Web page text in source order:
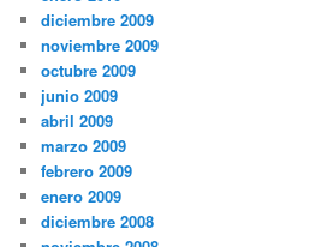
diciembre 2009
noviembre 2009
octubre 2009
junio 2009
abril 2009
marzo 2009
febrero 2009
enero 2009
diciembre 2008